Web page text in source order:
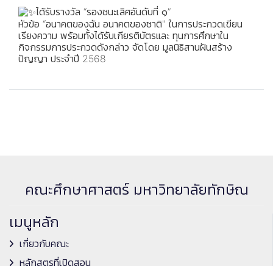
ได้รับรางวัล “รองชนะเลิศอันดับที่ ๑”
หัวข้อ “อนาคตของฉัน อนาคตของชาติ" ในการประกวดเขียน
เรียงความ พร้อมทั้งได้รับเกียรติบัตรและ ทุนการศึกษาใน
กิจกรรมการประกวดดังกล่าว จัดโดย มูลนิธิสานฝันสร้าง
ปัญญา ประจำปี 2568
คณะศึกษาศาสตร์ มหาวิทยาลัยทักษิณ
เมนูหลัก
เกี่ยวกับคณะ
หลักสูตรที่เปิดสอน